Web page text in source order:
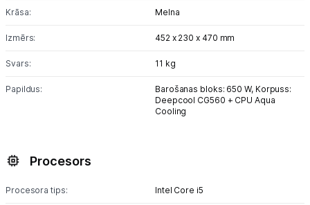
Projektori un ekrāni
Viedierīces
Sadzīves tehnika
Krāsa: Melna
Izmērs: 452 x 230 x 470 mm
Svars: 11 kg
Papildus:
Barošanas bloks: 650 W, Korpuss:
Deepcool CG560 + CPU Aqua
Cooling
Procesors
Procesora tips: Intel Core i5